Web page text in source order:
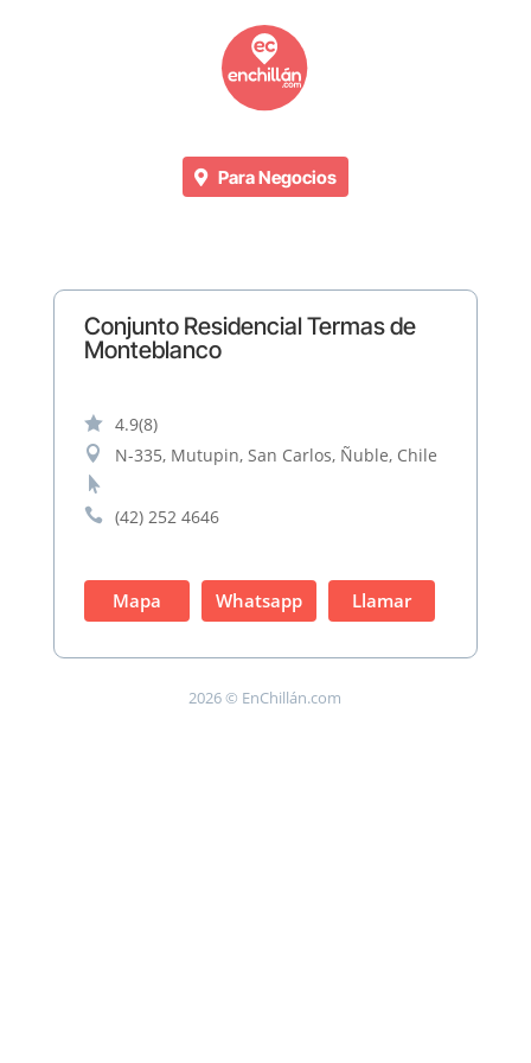
Para Negocios
Conjunto Residencial Termas de
Monteblanco
 4.9(8)
 N-335, Mutupin, San Carlos, Ñuble, Chile


(42) 252 4646
Mapa Whatsapp Llamar
2026 © EnChillán.com